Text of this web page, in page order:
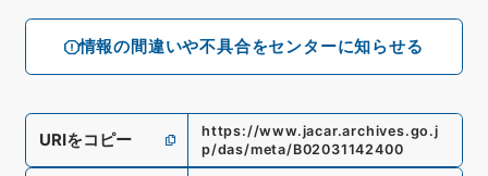
情報の間違いや不具合をセンターに知らせる
URIをコピー
https://www.jacar.archives.go.j
p/das/meta/B02031142400